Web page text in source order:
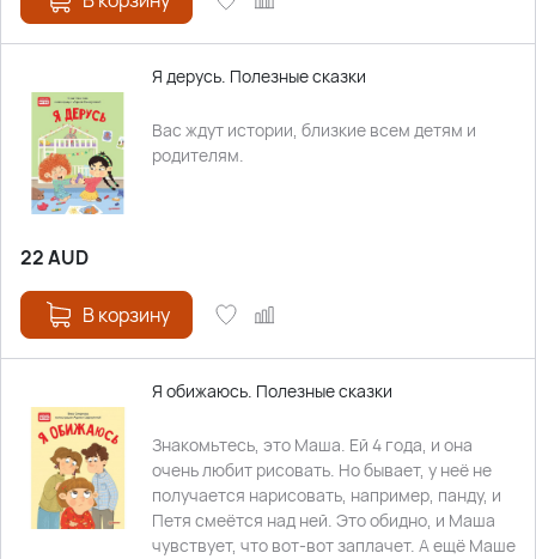
Я дерусь. Полезные сказки
Вас ждут истории, близкие всем детям и
родителям.
22AUD
В корзину
Я обижаюсь. Полезные сказки
Знакомьтесь, это Маша. Ей 4 года, и она
очень любит рисовать. Но бывает, у неё не
получается нарисовать, например, панду, и
Петя смеётся над ней. Это обидно, и Маша
чувствует, что вот-вот заплачет. А ещё Маше